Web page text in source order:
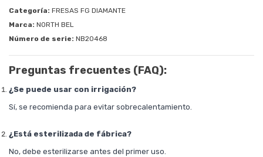
Categoría: FRESAS FG DIAMANTE
Marca: NORTH BEL
Número de serie: NB20468
Preguntas frecuentes (FAQ):
¿Se puede usar con irrigación?
Sí, se recomienda para evitar sobrecalentamiento.
¿Está esterilizada de fábrica?
No, debe esterilizarse antes del primer uso.